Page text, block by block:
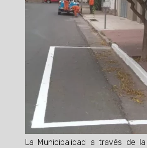
La Municipalidad a través de